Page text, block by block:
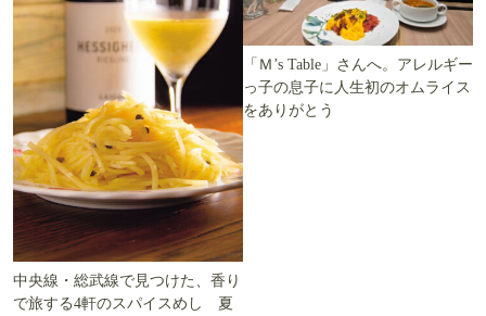
中央線・総武線で見つけた、香り
で旅する4軒のスパイスめし 夏
「Ｍ’s Table」さんへ。アレルギー
っ子の息子に人生初のオムライス
をありがとう